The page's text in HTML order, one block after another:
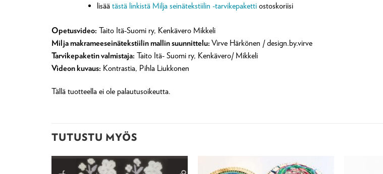
lisää tästä linkistä Milja seinätekstiilin -tarvikepakettiostoskoriisi
Opetusvideo: Taito Itä-Suomi ry, Kenkävero Mikkeli
Milja makrameeseinätekstiilin mallin suunnittelu: Virve Härkönen / design.by.virve
Tarvikepaketin valmistaja: Taito Itä- Suomi ry, Kenkävero/ Mikkeli
Videon kuvaus: Kontrastia, Pihla Liukkonen
Tällä tuotteella ei ole palautusoikeutta.
TUTUSTU MYÖS